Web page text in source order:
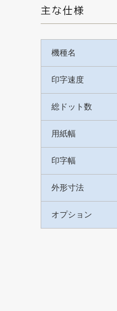
機種名
印字速度
総ドット数
用紙幅
印字幅
外形寸法
オプション